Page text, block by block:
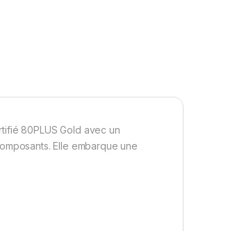
80PLUS Gold avec un
Elle embarque une